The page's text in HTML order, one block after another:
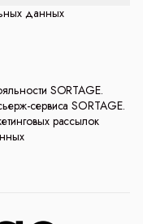
данных
SORTAGE.
сервиса SORTAGE.
рассылок